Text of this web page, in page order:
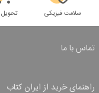
سلامت فیزیکی
تماس با ما
راهنمای خرید از ایران کتاب